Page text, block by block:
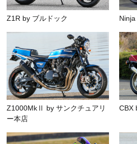
Z1R by ブルドック
Z1000MkⅡ by サンクチュアリ
ー本店
CBX